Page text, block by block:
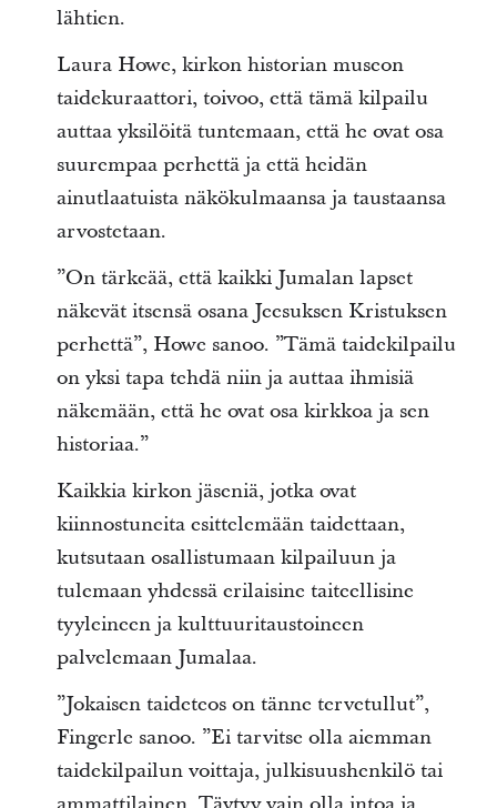
lähtien.
Laura Howe, kirkon historian museon
taidekuraattori, toivoo, että tämä kilpailu
auttaa yksilöitä tuntemaan, että he ovat osa
suurempaa perhettä ja että heidän
ainutlaatuista näkökulmaansa ja taustaansa
arvostetaan.
”On tärkeää, että kaikki Jumalan lapset
näkevät itsensä osana Jeesuksen Kristuksen
perhettä”, Howe sanoo. ”Tämä taidekilpailu
on yksi tapa tehdä niin ja auttaa ihmisiä
näkemään, että he ovat osa kirkkoa ja sen
historiaa.”
Kaikkia kirkon jäseniä, jotka ovat
kiinnostuneita esittelemään taidettaan,
kutsutaan osallistumaan kilpailuun ja
tulemaan yhdessä erilaisine taiteellisine
tyyleineen ja kulttuuritaustoineen
palvelemaan Jumalaa.
”Jokaisen taideteos on tänne tervetullut”,
Fingerle sanoo. ”Ei tarvitse olla aiemman
taidekilpailun voittaja, julkisuushenkilö tai